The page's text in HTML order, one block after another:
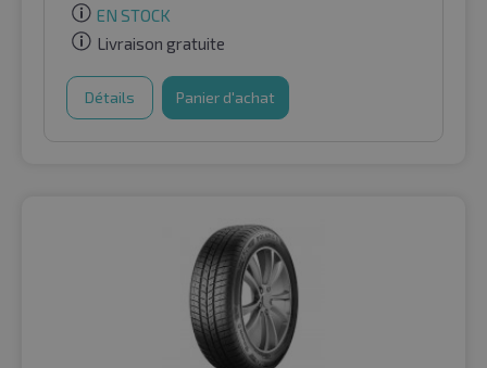
EN STOCK
Livraison gratuite
Détails Panier d'achat